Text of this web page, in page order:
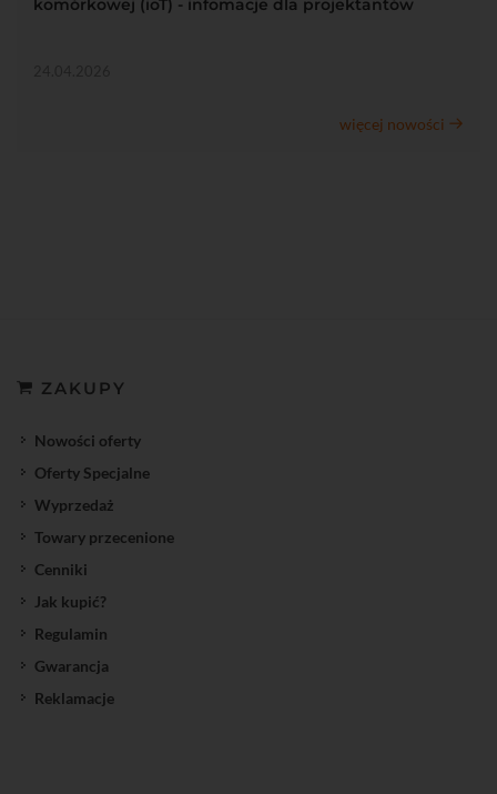
więcej nowości
ZAKUPY
Nowości oferty
Oferty Specjalne
Wyprzedaż
Towary przecenione
Cenniki
Jak kupić?
Regulamin
Gwarancja
Reklamacje